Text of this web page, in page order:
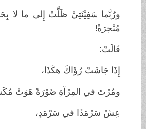
ورُبَّما سَفِيْنَتِيْ ظَلَّتْ إِلى ما لا
مُبْحِرَةْ!
قَالَتْ:
إِذَا جَاشَتْ رُؤَاكَ هكَذَا،
ومُرْتَ في المِرْآةِ صُوْرَةً هَوَتْ
عِشْ سَرْمَدًا في سَرْمَدٍ،